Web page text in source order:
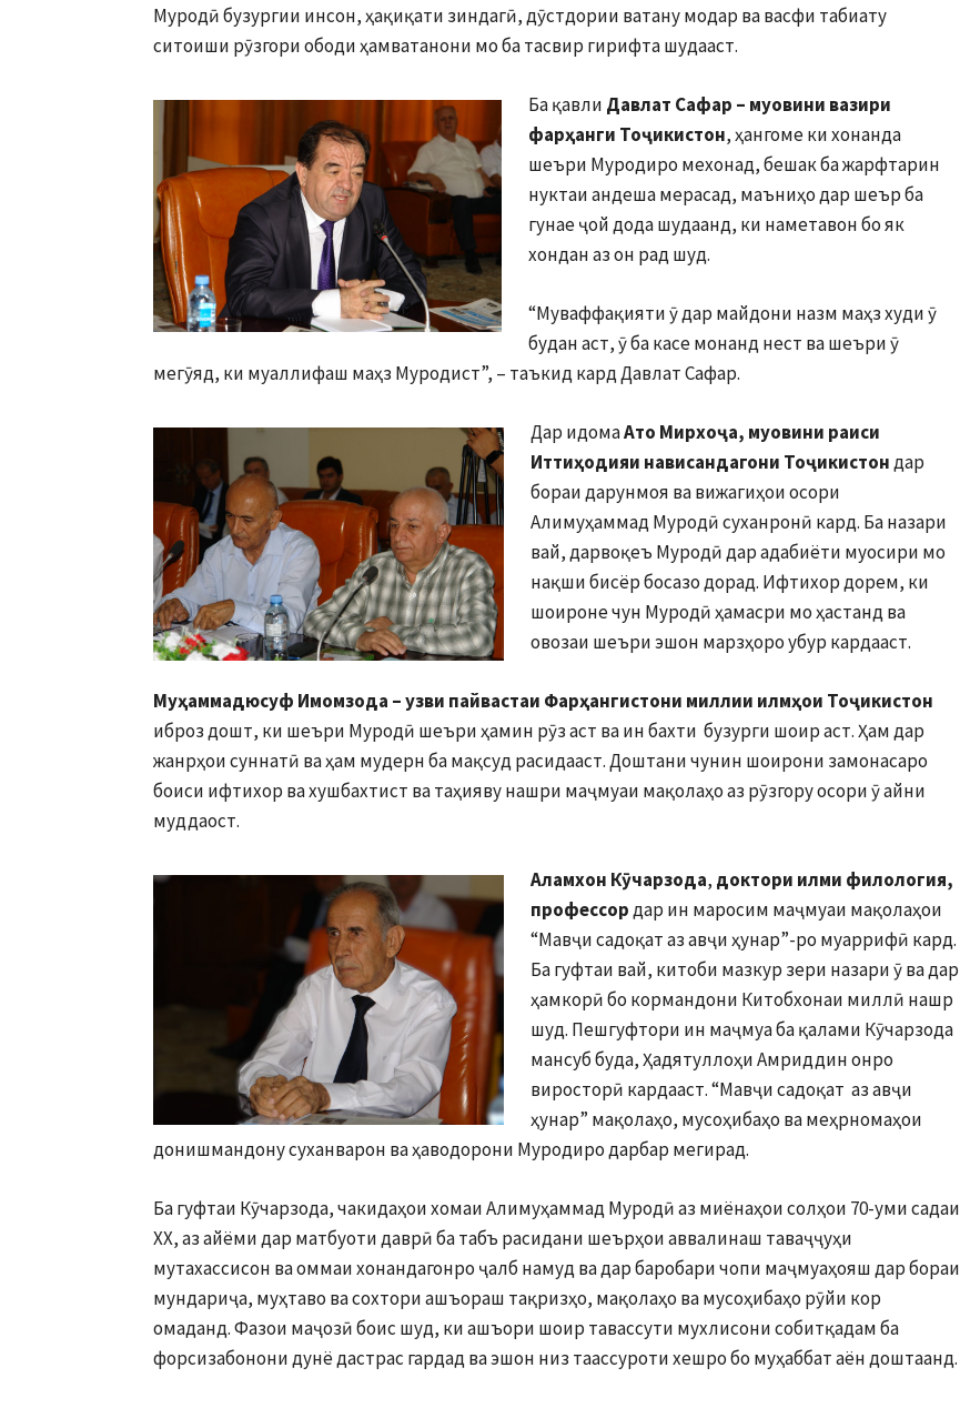
Муродӣ бузургии инсон, ҳақиқати зиндагӣ, дӯстдории ватану модар ва васфи табиату
ситоиши рӯзгори ободи ҳамватанони мо ба тасвир гирифта шудааст.
Ба қавли Давлат Сафар – муовини вазири
фарҳанги Тоҷикистон, ҳангоме ки хонанда
шеъри Муродиро мехонад, бешак ба жарфтарин
нуктаи андеша мерасад, маъниҳо дар шеър ба
гунае ҷой дода шудаанд, ки наметавон бо як
хондан аз он рад шуд.
“Муваффақияти ӯ дар майдони назм маҳз худи ӯ
будан аст, ӯ ба касе монанд нест ва шеъри ӯ
мегӯяд, ки муаллифаш маҳз Муродист”, – таъкид кард Давлат Сафар.
Дар идомаАто Мирхоҷа, муовини раиси
Иттиҳодияи нависандагони Тоҷикистондар
бораи дарунмоя ва вижагиҳои осори
Алимуҳаммад Муродӣ суханронӣ кард. Ба назари
вай, дарвоқеъ Муродӣ дар адабиёти муосири мо
нақши бисёр босазо дорад. Ифтихор дорем, ки
шоироне чун Муродӣ ҳамасри мо ҳастанд ва
овозаи шеъри эшон марзҳоро убур кардааст.
Муҳаммадюсуф Имомзода – узви пайвастаи Фарҳангистони миллии илмҳои Тоҷикистон
иброз дошт, ки шеъри Муродӣ шеъри ҳамин рӯз аст ва ин бахти бузурги шоир аст. Ҳам дар
жанрҳои суннатӣ ва ҳам мудерн ба мақсуд расидааст. Доштани чунин шоирони замонасаро
боиси ифтихор ва хушбахтист ва таҳияву нашри маҷмуаи мақолаҳо аз рӯзгору осори ӯ айни
муддаост.
Аламхон Кӯчарзода, доктори илми филология,
профессордар ин маросим маҷмуаи мақолаҳои
“Мавҷи садоқат аз авҷи ҳунар”-ро муаррифӣ кард.
Ба гуфтаи вай, китоби мазкур зери назари ӯ ва дар
ҳамкорӣ бо кормандони Китобхонаи миллӣ нашр
шуд. Пешгуфтори ин маҷмуа ба қалами Кӯчарзода
мансуб буда, Ҳадятуллоҳи Амриддин онро
виросторӣ кардааст. “Мавҷи садоқат аз авҷи
ҳунар” мақолаҳо, мусоҳибаҳо ва меҳрномаҳои
донишмандону суханварон ва ҳаводорони Муродиро дарбар мегирад.
Ба гуфтаи Кӯчарзода, чакидаҳои хомаи Алимуҳаммад Муродӣ аз миёнаҳои солҳои 70-уми садаи
ХХ, аз айёми дар матбуоти даврӣ ба табъ расидани шеърҳои аввалинаш таваҷҷуҳи
мутахассисон ва оммаи хонандагонро ҷалб намуд ва дар баробари чопи маҷмуаҳояш дар бораи
мундариҷа, муҳтаво ва сохтори ашъораш тақризҳо, мақолаҳо ва мусоҳибаҳо рӯйи кор
омаданд. Фазои маҷозӣ боис шуд, ки ашъори шоир тавассути мухлисони собитқадам ба
форсизабонони дунё дастрас гардад ва эшон низ таассуроти хешро бо муҳаббат аён доштаанд.